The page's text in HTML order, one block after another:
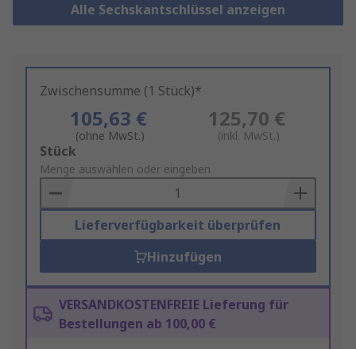
Alle Sechskantschlüssel anzeigen
Zwischensumme (1 Stück)*
105,63 €
(ohne MwSt.)
125,70 €
(inkl. MwSt.)
Add
to
Basket
Stück
Menge auswählen oder eingeben
Lieferverfügbarkeit überprüfen
Hinzufügen
VERSANDKOSTENFREIE Lieferung für
Bestellungen ab 100,00 €